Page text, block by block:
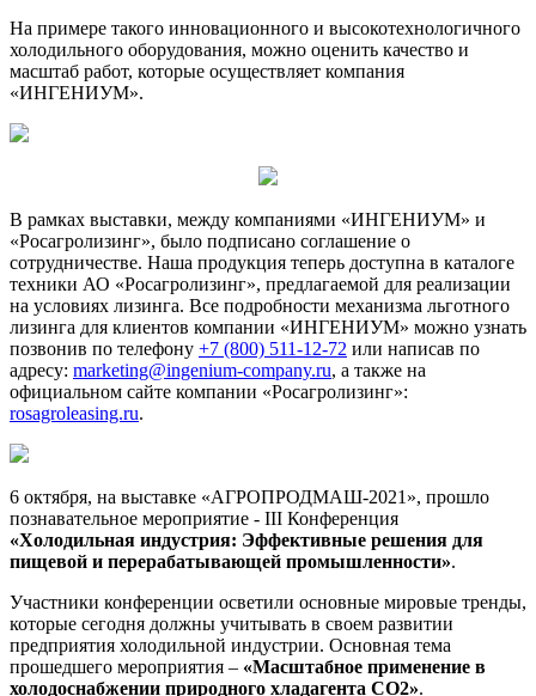
На примере такого инновационного и высокотехнологичного
холодильного оборудования, можно оценить качество и
масштаб работ, которые осуществляет компания
«ИНГЕНИУМ».
В рамках выставки, между компаниями «ИНГЕНИУМ» и
«Росагролизинг», было подписано соглашение о
сотрудничестве. Наша продукция теперь доступна в каталоге
техники АО «Росагролизинг», предлагаемой для реализации
на условиях лизинга. Все подробности механизма льготного
лизинга для клиентов компании «ИНГЕНИУМ» можно узнать
позвонив по телефону +7 (800) 511-12-72 или написав по
адресу: marketing@ingenium-company.ru, а также на
официальном сайте компании «Росагролизинг»:
rosagroleasing.ru.
6 октября, на выставке «АГРОПРОДМАШ-2021», прошло
познавательное мероприятие - III Конференция
«Холодильная индустрия: Эффективные решения для
пищевой и перерабатывающей промышленности».
Участники конференции осветили основные мировые тренды,
которые сегодня должны учитывать в своем развитии
предприятия холодильной индустрии. Основная тема
прошедшего мероприятия – «Масштабное применение в
холодоснабжении природного хладагента СО2».